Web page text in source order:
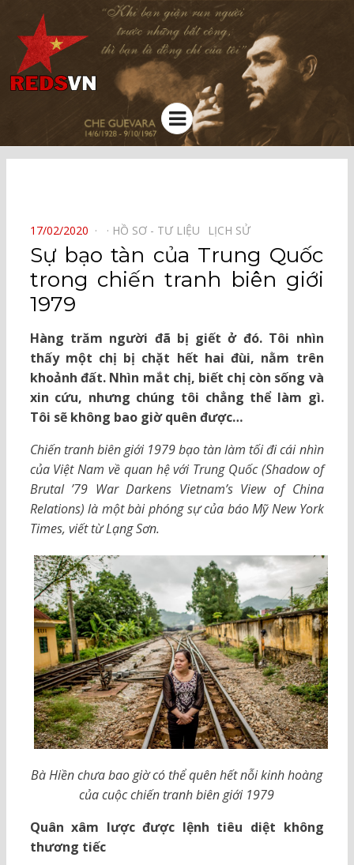
Kênh chia sẻ tri thức cộng đồng
Menu
POSTED
ON
17/02/2020 HỒ SƠ - TƯ LIỆU⠀ LỊCH SỬ⠀
Sự bạo tàn của Trung Quốc
trong chiến tranh biên giới
1979
Hàng trăm người đã bị giết ở đó. Tôi nhìn
thấy một chị bị chặt hết hai đùi, nằm trên
khoảnh đất. Nhìn mắt chị, biết chị còn sống và
xin cứu, nhưng chúng tôi chẳng thể làm gì.
Tôi sẽ không bao giờ quên được…
Chiến tranh biên giới 1979 bạo tàn làm tối đi cái nhìn
của Việt Nam về quan hệ với Trung Quốc (Shadow of
Brutal ’79 War Darkens Vietnam’s View of China
Relations) là một bài phóng sự của báo Mỹ New York
Times, viết từ Lạng Sơn.
Bà Hiền chưa bao giờ có thể quên hết nỗi kinh hoàng
của cuộc chiến tranh biên giới 1979
Quân xâm lược được lệnh tiêu diệt không
thương tiếc